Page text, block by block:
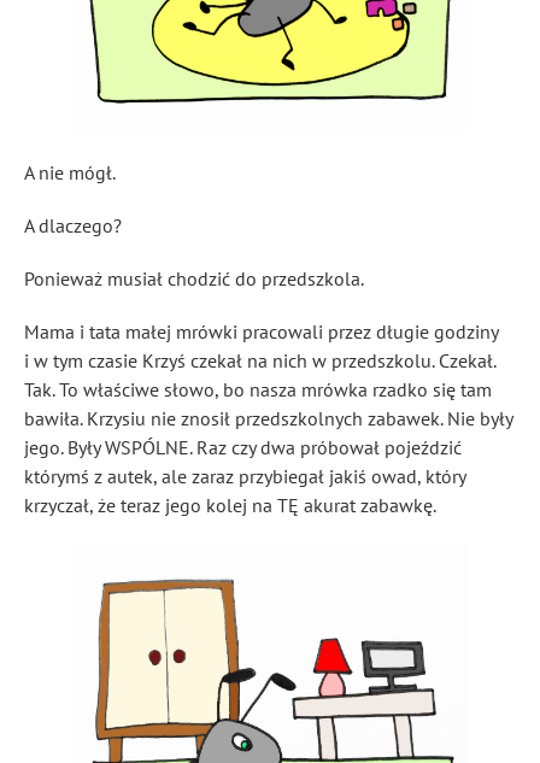
A nie mógł.
A dlaczego?
Ponieważ musiał chodzić do przedszkola.
Mama i tata małej mrówki pracowali przez długie godziny
i w tym czasie Krzyś czekał na nich w przedszkolu. Czekał.
Tak. To właściwe słowo, bo nasza mrówka rzadko się tam
bawiła. Krzysiu nie znosił przedszkolnych zabawek. Nie były
jego. Były WSPÓLNE. Raz czy dwa próbował pojeździć
którymś z autek, ale zaraz przybiegał jakiś owad, który
krzyczał, że teraz jego kolej na TĘ akurat zabawkę.